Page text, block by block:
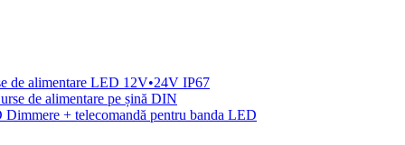
de alimentare LED 12V•24V IP67
de alimentare pe șină DIN
+ telecomandă pentru banda LED